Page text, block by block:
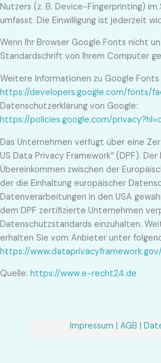
Nutzers (z. B. Device-Fingerprinting) im
umfasst. Die Einwilligung ist jederzeit
Wenn Ihr Browser Google Fonts nicht
Standardschrift von Ihrem Computer
Weitere Informationen zu Google
https://developers.google.com/fonts/
Datenschutzerklärung von Google:
https://policies.google.com/
Das Unternehmen verfügt über eine
US Data Privacy Framework“ (DPF). Der
Übereinkommen zwischen der
der die Einhaltung europäischer
Datenverarbeitungen in den USA
dem DPF zertifizierte Unternehmen
Datenschutzstandards einzuhalten.
erhalten Sie vom Anbieter unter
https://
Quelle: https://www.e-recht24.de
Impressum | AGB |